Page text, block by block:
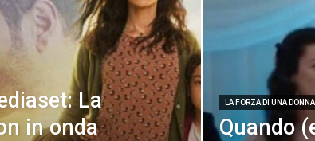
La
in onda
LA FORZA DI UNA DONNA
Quando